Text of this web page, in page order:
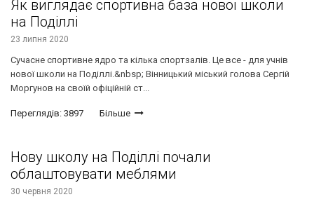
Як виглядає спортивна база нової школи
на Поділлі
23 липня 2020
Сучасне спортивне ядро та кілька спортзалів. Це все - для учнів
нової школи на Поділлі.&nbsp; Вінницький міський голова Сергій
Моргунов на своїй офіційній ст...
Переглядів: 3897 Більше
Нову школу на Поділлі почали
облаштовувати меблями
30 червня 2020